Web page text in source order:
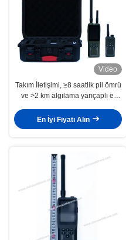
Video
Takım İletişimi, ≥8 saatlik pil ömrü
ve >2 km algılama yarıçaplı el
En İyi Fiyatı Alın